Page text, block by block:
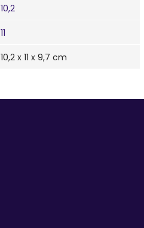
10,2
11
10,2 x 11 x 9,7 cm